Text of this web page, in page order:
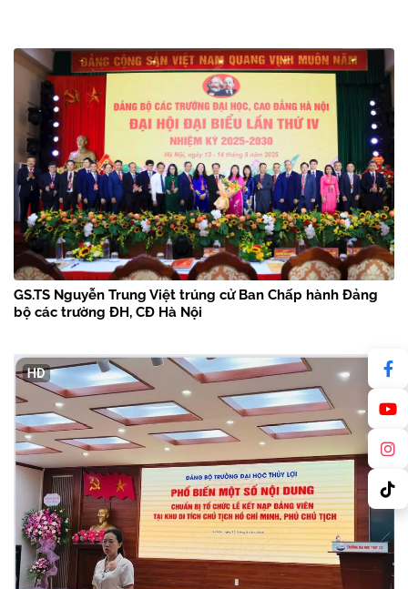
GS.TS Nguyễn Trung Việt trúng cử Ban Chấp hành Đảng
bộ các trường ĐH, CĐ Hà Nội